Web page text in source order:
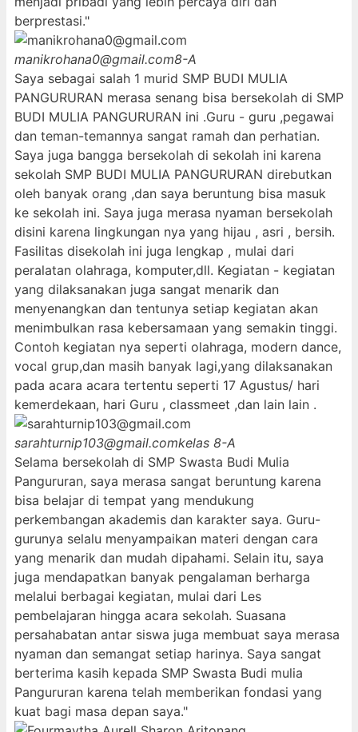
berprestasi."
manikrohana0@gmail.com8-A
Saya sebagai salah 1 murid SMP BUDI MULIA
PANGURURAN merasa senang bisa bersekolah di SMP
BUDI MULIA PANGURURAN ini .Guru - guru ,pegawai
dan teman-temannya sangat ramah dan perhatian.
Saya juga bangga bersekolah di sekolah ini karena
sekolah SMP BUDI MULIA PANGURURAN direbutkan
oleh banyak orang ,dan saya beruntung bisa masuk
ke sekolah ini. Saya juga merasa nyaman bersekolah
disini karena lingkungan nya yang hijau , asri , bersih.
Fasilitas disekolah ini juga lengkap , mulai dari
peralatan olahraga, komputer,dll. Kegiatan - kegiatan
yang dilaksanakan juga sangat menarik dan
menyenangkan dan tentunya setiap kegiatan akan
menimbulkan rasa kebersamaan yang semakin tinggi.
Contoh kegiatan nya seperti olahraga, modern dance,
vocal grup,dan masih banyak lagi,yang dilaksanakan
pada acara acara tertentu seperti 17 Agustus/ hari
kemerdekaan, hari Guru , classmeet ,dan lain lain .
sarahturnip103@gmail.comkelas 8-A
Selama bersekolah di SMP Swasta Budi Mulia
Pangururan, saya merasa sangat beruntung karena
bisa belajar di tempat yang mendukung
perkembangan akademis dan karakter saya. Guru-
gurunya selalu menyampaikan materi dengan cara
yang menarik dan mudah dipahami. Selain itu, saya
juga mendapatkan banyak pengalaman berharga
melalui berbagai kegiatan, mulai dari Les
pembelajaran hingga acara sekolah. Suasana
persahabatan antar siswa juga membuat saya merasa
nyaman dan semangat setiap harinya. Saya sangat
berterima kasih kepada SMP Swasta Budi mulia
Pangururan karena telah memberikan fondasi yang
kuat bagi masa depan saya."